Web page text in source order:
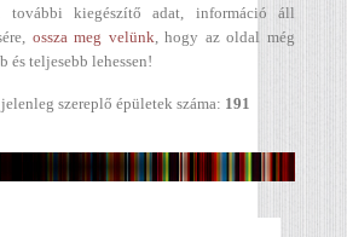
további kiegészítő adat, információ áll
ossza meg velünk , hogy az oldal még
és teljesebb lehessen!
szereplő épületek száma: 191